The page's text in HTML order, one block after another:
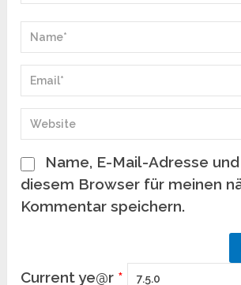
Name, E-Mail-Adresse
diesem Browser für meinen
Kommentar speichern.
Current ye@r *